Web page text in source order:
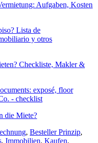
Aufgaben, Kosten
Checkliste, Makler &
die Miete?
, Besteller Prinzip,
, Immobilien, Kaufen,